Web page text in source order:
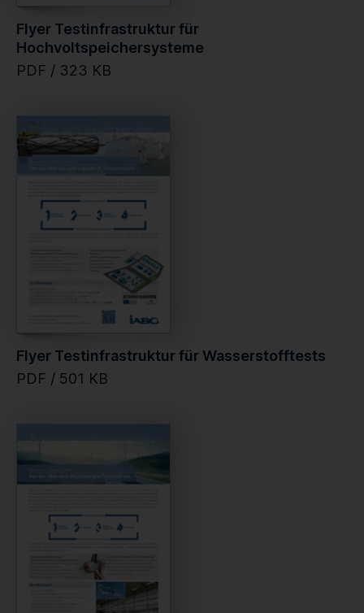
Flyer Testinfrastruktur für
Hochvoltspeichersysteme
PDF / 323 KB
Flyer Testinfrastruktur für Wasserstofftests
PDF / 501 KB